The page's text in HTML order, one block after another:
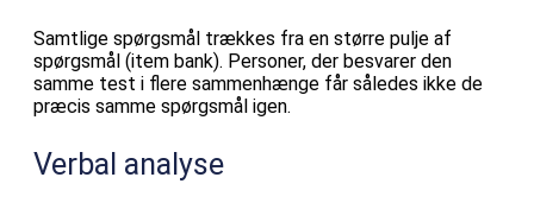
Samtlige spørgsmål trækkes fra en større pulje af
spørgsmål (item bank). Personer, der besvarer den
samme test i flere sammenhænge får således ikke de
præcis samme spørgsmål igen.
Verbal analyse